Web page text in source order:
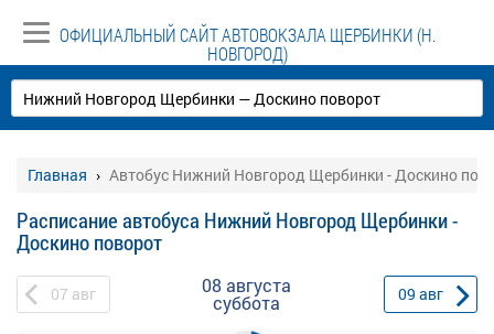
ОФИЦИАЛЬНЫЙ САЙТ АВТОВОКЗАЛА ЩЕРБИНКИ (Н.
НОВГОРОД)
Главная Автобус Нижний Новгород Щербинки - Доскино
Расписание автобуса Нижний Новгород Щербинки -
Доскино поворот
07 авг 08 августа
суббота 09 авг